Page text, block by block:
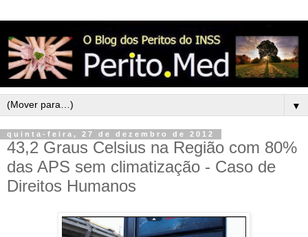
▼
quinta-feira, 27 de dezembro de 2012
43,2 Graus Celsius na Região com 80%
das APS sem climatização - Caso de
Direitos Humanos